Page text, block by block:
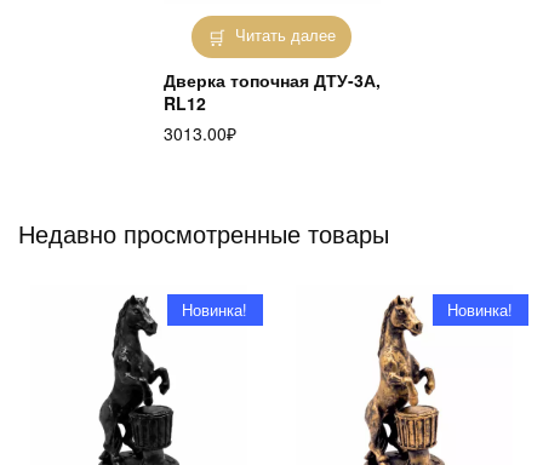
Читать далее
Дверка топочная ДТУ-3А,
RL12
3013.00₽
Недавно просмотренные товары
Новинка! Новинка!